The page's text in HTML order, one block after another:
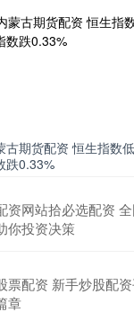
古期货配资 恒生指数
跌0.33%
资网站拾必选配资
你投资决策
票配资 新手炒股配
章